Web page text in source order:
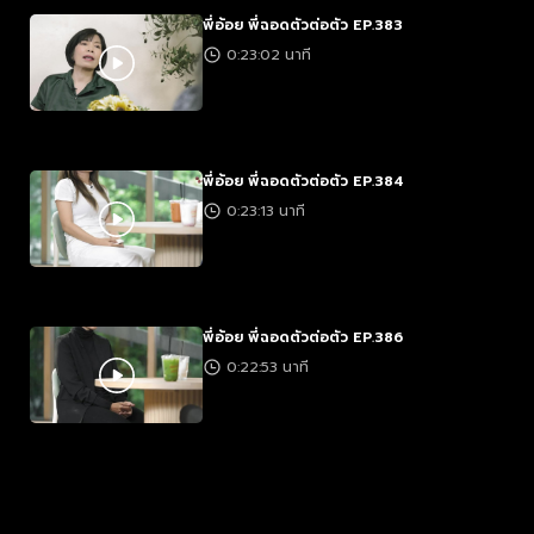
พี่อ้อย พี่ฉอดตัวต่อตัว EP.383
0:23:02 นาที
พี่อ้อย พี่ฉอดตัวต่อตัว EP.384
0:23:13 นาที
พี่อ้อย พี่ฉอดตัวต่อตัว EP.386
0:22:53 นาที